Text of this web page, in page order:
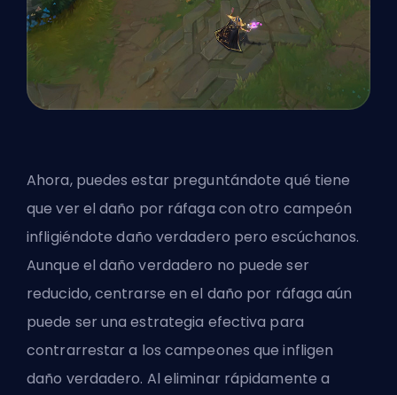
Ahora, puedes estar preguntándote qué tiene
que ver el daño por ráfaga con otro campeón
infligiéndote daño verdadero pero escúchanos.
Aunque el daño verdadero no puede ser
reducido, centrarse en el daño por ráfaga aún
puede ser una estrategia efectiva para
contrarrestar a los campeones que infligen
daño verdadero. Al eliminar rápidamente a